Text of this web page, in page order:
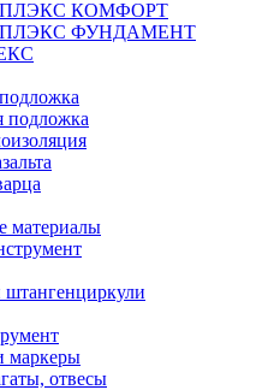
КОМФОРТ
ФУНДАМЕНТ
материалы
маркеры
отвесы